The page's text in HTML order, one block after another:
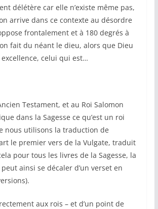
délétère car elle n’existe même pas,
arrive dans ce contexte au désordre
frontalement et à 180 degrés à
fait du néant le dieu, alors que Dieu
excellence, celui qui est…
Testament, et au Roi Salomon
dans la Sagesse ce qu’est un roi
nous utilisons la traduction de
le premier vers de la Vulgate, traduit
pour tous les livres de la Sagesse, la
ainsi se décaler d’un verset en
aux rois – et d’un point de